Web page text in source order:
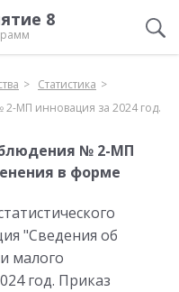
8
Статистика
МП инновация за 2024 год.
№ 2-МП
в форме
"Сведения об
малого
год. Приказ